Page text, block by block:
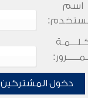
اسم
دخول المشتركين